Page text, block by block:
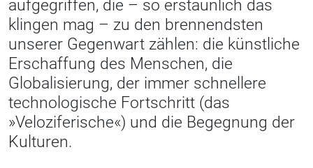
aufgegriffen, die – so erstaunlich das
klingen mag – zu den brennendsten
unserer Gegenwart zählen: die künstliche
Erschaffung des Menschen, die
Globalisierung, der immer schnellere
technologische Fortschritt (das
»Veloziferische«) und die Begegnung der
Kulturen.